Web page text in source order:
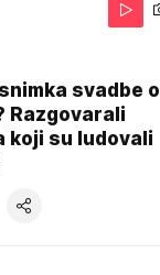
svadbe o
Razgovarali
koji su ludovali